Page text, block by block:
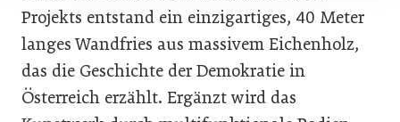
Projekts entstand ein einzigartiges, 40 Meter
langes Wandfries aus massivem Eichenholz,
das die Geschichte der Demokratie in
Österreich erzählt. Ergänzt wird das